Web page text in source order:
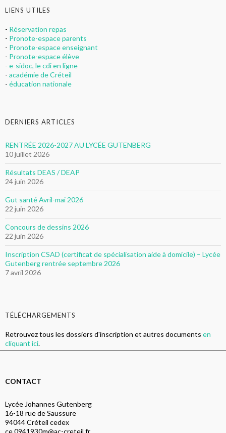
LIENS UTILES
- Réservation repas
- Pronote-espace parents
- Pronote-espace enseignant
- Pronote-espace élève
- e-sidoc, le cdi en ligne
- académie de Créteil
- éducation nationale
DERNIERS ARTICLES
RENTRÉE 2026-2027 AU LYCÉE GUTENBERG
10 juillet 2026
Résultats DEAS / DEAP
24 juin 2026
Gut santé Avril-mai 2026
22 juin 2026
Concours de dessins 2026
22 juin 2026
Inscription CSAD (certificat de spécialisation aide à domicile) – Lycée
Gutenberg rentrée septembre 2026
7 avril 2026
TÉLÉCHARGEMENTS
Retrouvez tous les dossiers d'inscription et autres documents en
cliquant ici.
CONTACT
Lycée Johannes Gutenberg
16-18 rue de Saussure
94044 Créteil cedex